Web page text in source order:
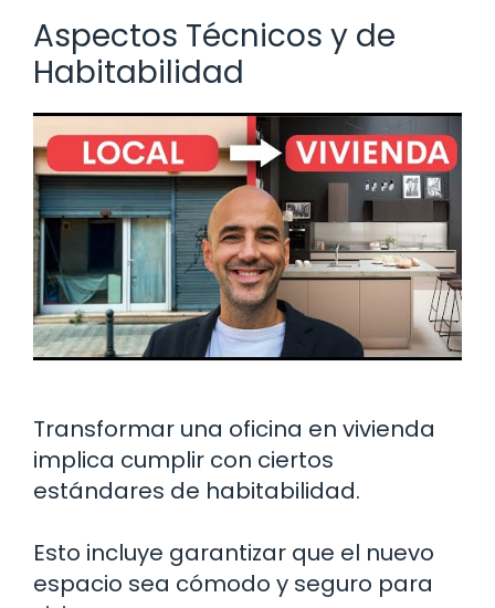
Aspectos Técnicos y de
Habitabilidad
Transformar una oficina en vivienda
implica cumplir con ciertos
estándares de habitabilidad.
Esto incluye garantizar que el nuevo
espacio sea cómodo y seguro para